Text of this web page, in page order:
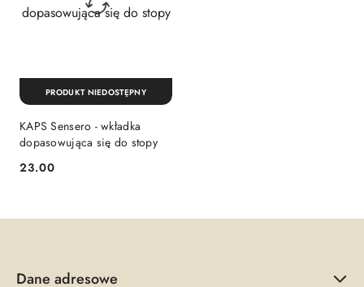
KAPS Sensero - wkładka
dopasowująca się do stopy
Cena:
23.00
PRODUKT NIEDOSTĘPNY
Dane adresowe